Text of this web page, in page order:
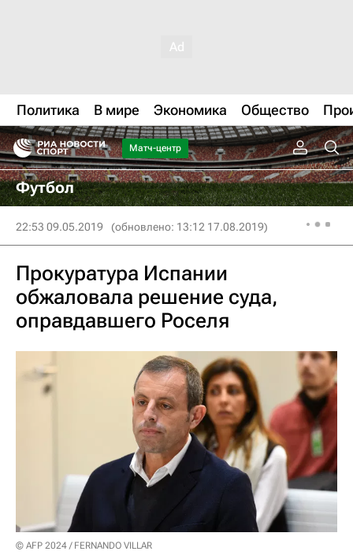
Политика В мире Экономика Общество
Матч-центр
Футбол
22:53 09.05.2019 (обновлено: 13:12 17.08.2019)
Прокуратура Испании
обжаловала решение суда,
оправдавшего Роселя
© AFP 2024 / FERNANDO VILLAR